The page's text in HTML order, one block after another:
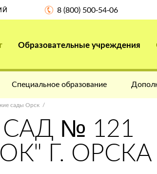
8 (800) 500-54-06
Образовательные учреждения
Специальное образование
сады Орск
№ 121
Г. ОРСКА